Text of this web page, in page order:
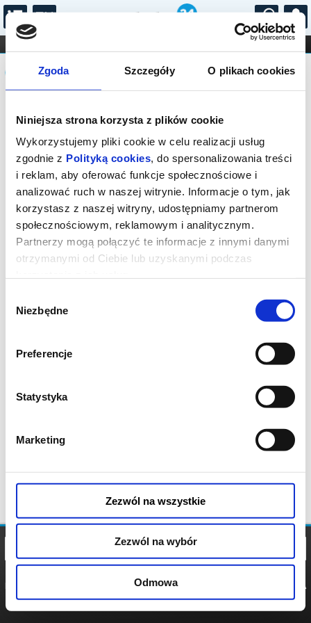
Zgoda Szczegóły O plikach cookies
Niniejsza strona korzysta z plików cookie
Wykorzystujemy pliki cookie w celu realizacji usług
zgodnie z Polityką cookies, do spersonalizowania treści
i reklam, aby oferować funkcje społecznościowe i
analizować ruch w naszej witrynie. Informacje o tym, jak
korzystasz z naszej witryny, udostępniamy partnerom
społecznościowym, reklamowym i analitycznym.
Partnerzy mogą połączyć te informacje z innymi danymi
otrzymanymi od Ciebie lub uzyskanymi podczas
zgody
Niezbędne
Preferencje
Statystyka
Marketing
Zezwól na wszystkie
Zezwól na wybór
Odmowa
...
FILHARMONIA OPERA I BALET
STAND-UP
DLA DZIECI
Komunikat
Sprzedaż biletów na niniejsze
wydarzenie została zakończona. Zapytaj
w Kasie instytucji o dostępność biletów
na wydarzenie.
POLITYKA
POLITYKA